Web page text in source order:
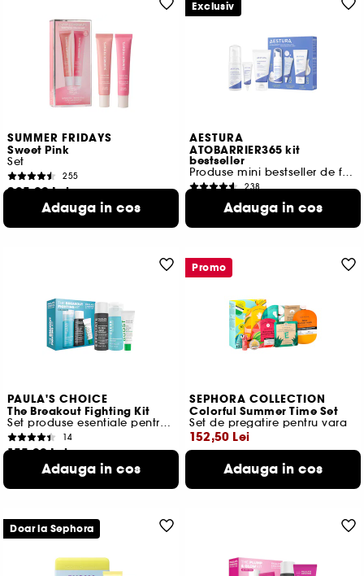
SUMMER FRIDAYS
Sweet Pink
Set
255
205,00 Lei
326,95 Lei /100g
Adauga in cos
AESTURA
ATOBARRIER365 kit
bestseller
Produse mini bestseller de fata, piele sensibila
238
155,00 Lei
100ml
Adauga in cos
Exclusiv
PAULA'S CHOICE
The Breakout Fighting Kit
Set produse esentiale pentru imperfectiuni
14
155,00 Lei
238,46 Lei /100ml
Adauga in cos
SEPHORA COLLECTION
Colorful Summer Time Set
Set de pregatire pentru vara
152,50 Lei
219,00 Lei
Adauga in cos
Promo
Doar la Sephora